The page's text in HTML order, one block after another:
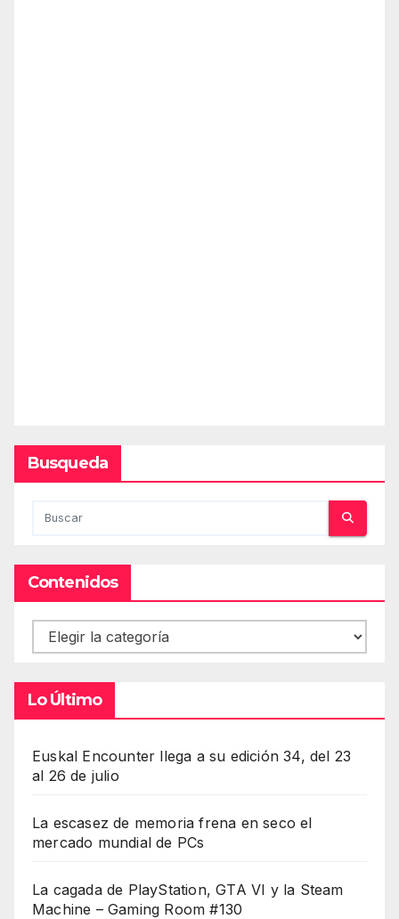
Busqueda
Contenidos
Contenidos
Lo Último
Euskal Encounter llega a su edición 34, del 23
al 26 de julio
La escasez de memoria frena en seco el
mercado mundial de PCs
La cagada de PlayStation, GTA VI y la Steam
Machine – Gaming Room #130